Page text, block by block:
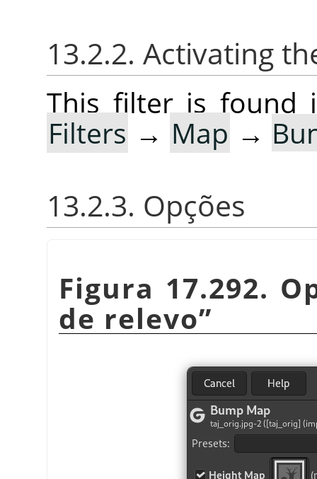
13.2.2. Activating
This filter is found
Filters → Map →
13.2.3. Opções
Figura 17.292.
de relevo”